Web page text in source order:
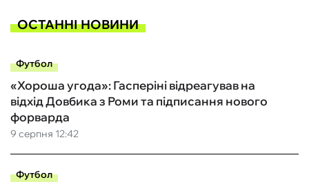
ОСТАННІ НОВИНИ
Футбол
9 серпня 12:42
«Хороша угода»: Гасперіні відреагував на
відхід Довбика з Роми та підписання нового
форварда
Футбол